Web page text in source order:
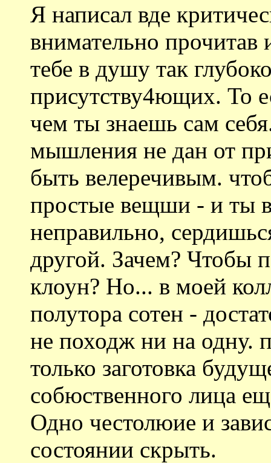
Я написал вде
внимательно прочитав
тебе в душу так
присутству4ющих. То
чем ты знаешь сам
мышления не дан от
быть велеречивым.
простые вещши - и ты
неправильно,
другой. Зачем? Чтобы
клоун? Но... в моей
полутора сотен -
не походж ни на одну.
только заготовка
собюственного лица
Одно честолюие и
состоянии скрыть.